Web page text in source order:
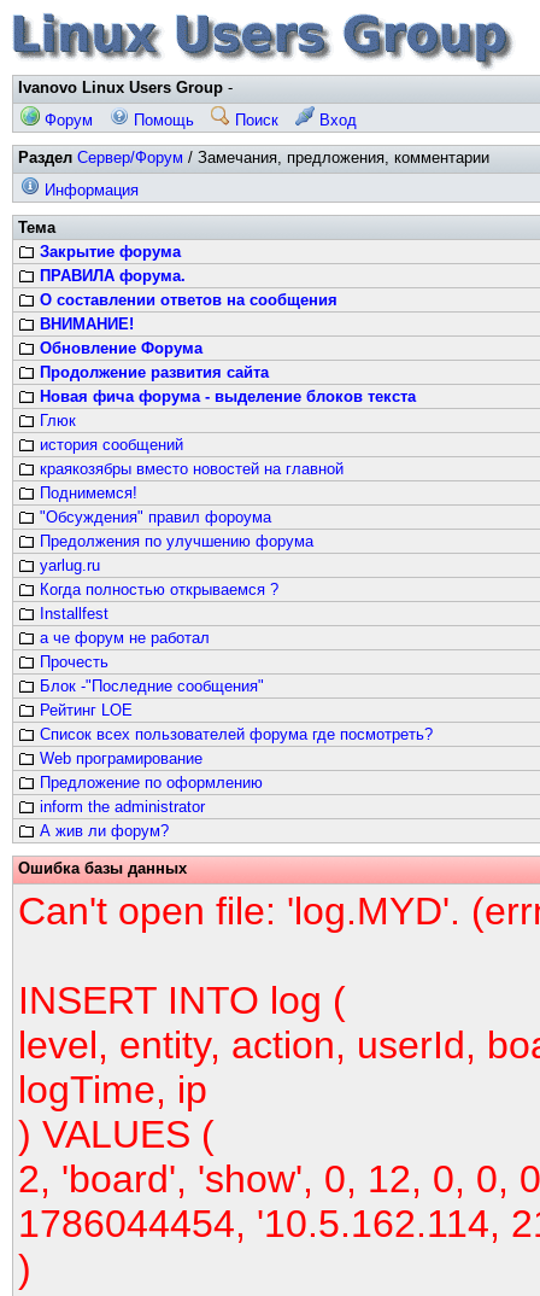
Ivanovo Linux Users Group -
Форум
Помощь Поиск Вход
Раздел Сервер/Форум / Замечания, предложения, комментарии
Информация
Тема
Закрытие форума
ПРАВИЛА форума.
О составлении ответов на сообщения
ВНИМАНИЕ!
Обновление Форума
Продолжение развития сайта
Новая фича форума - выделение блоков текста
Глюк
история сообщений
краякозябры вместо новостей на главной
Поднимемся!
"Обсуждения" правил фороума
Предолжения по улучшению форума
yarlug.ru
Когда полностью открываемся ?
Installfest
а че форум не работал
Прочесть
Блок -"Последние сообщения"
Рейтинг LOE
Список всех пользователей форума где посмотреть?
Web програмирование
Предложение по оформлению
inform the administrator
А жив ли форум?
Ошибка базы данных
Can't open file: 'log.MYD'.
INSERT INTO log (
level, entity, action, userId,
logTime, ip
) VALUES (
2, 'board', 'show', 0, 12, 0, 0,
1786044454, '10.5.162.114,
)